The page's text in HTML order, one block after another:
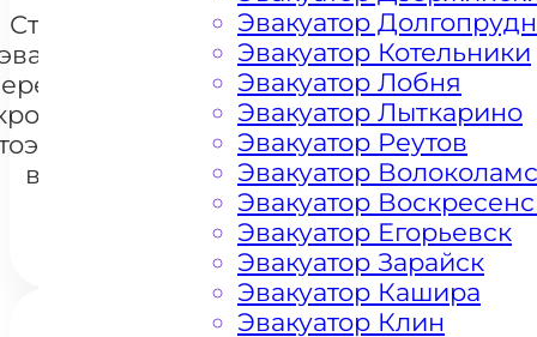
Стоимость
и
в Дубне
+7 985 222 99 01
Эвакуатор
Эвакуатор Котельники
Эвакуатор Лобня
Эвакуатор Лыткарино
Эвакуатор Реутов
Эвакуатор
Эвакуатор
Эвакуатор Егорьевск
Эвакуатор Зарайск
Эвакуатор Кашира
Эвакуатор Клин